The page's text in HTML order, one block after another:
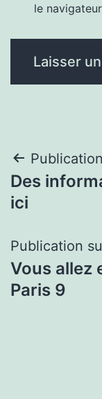
le
de
Des
ici
Publication
Vous allez
Paris 9